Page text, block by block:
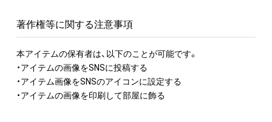
著作権等に関する注意事項
本アイテムの保有者は、以下のことが可能です。
・アイテムの画像をSNSに投稿する
・アイテム画像をSNSのアイコンに設定する
・アイテムの画像を印刷して部屋に飾る